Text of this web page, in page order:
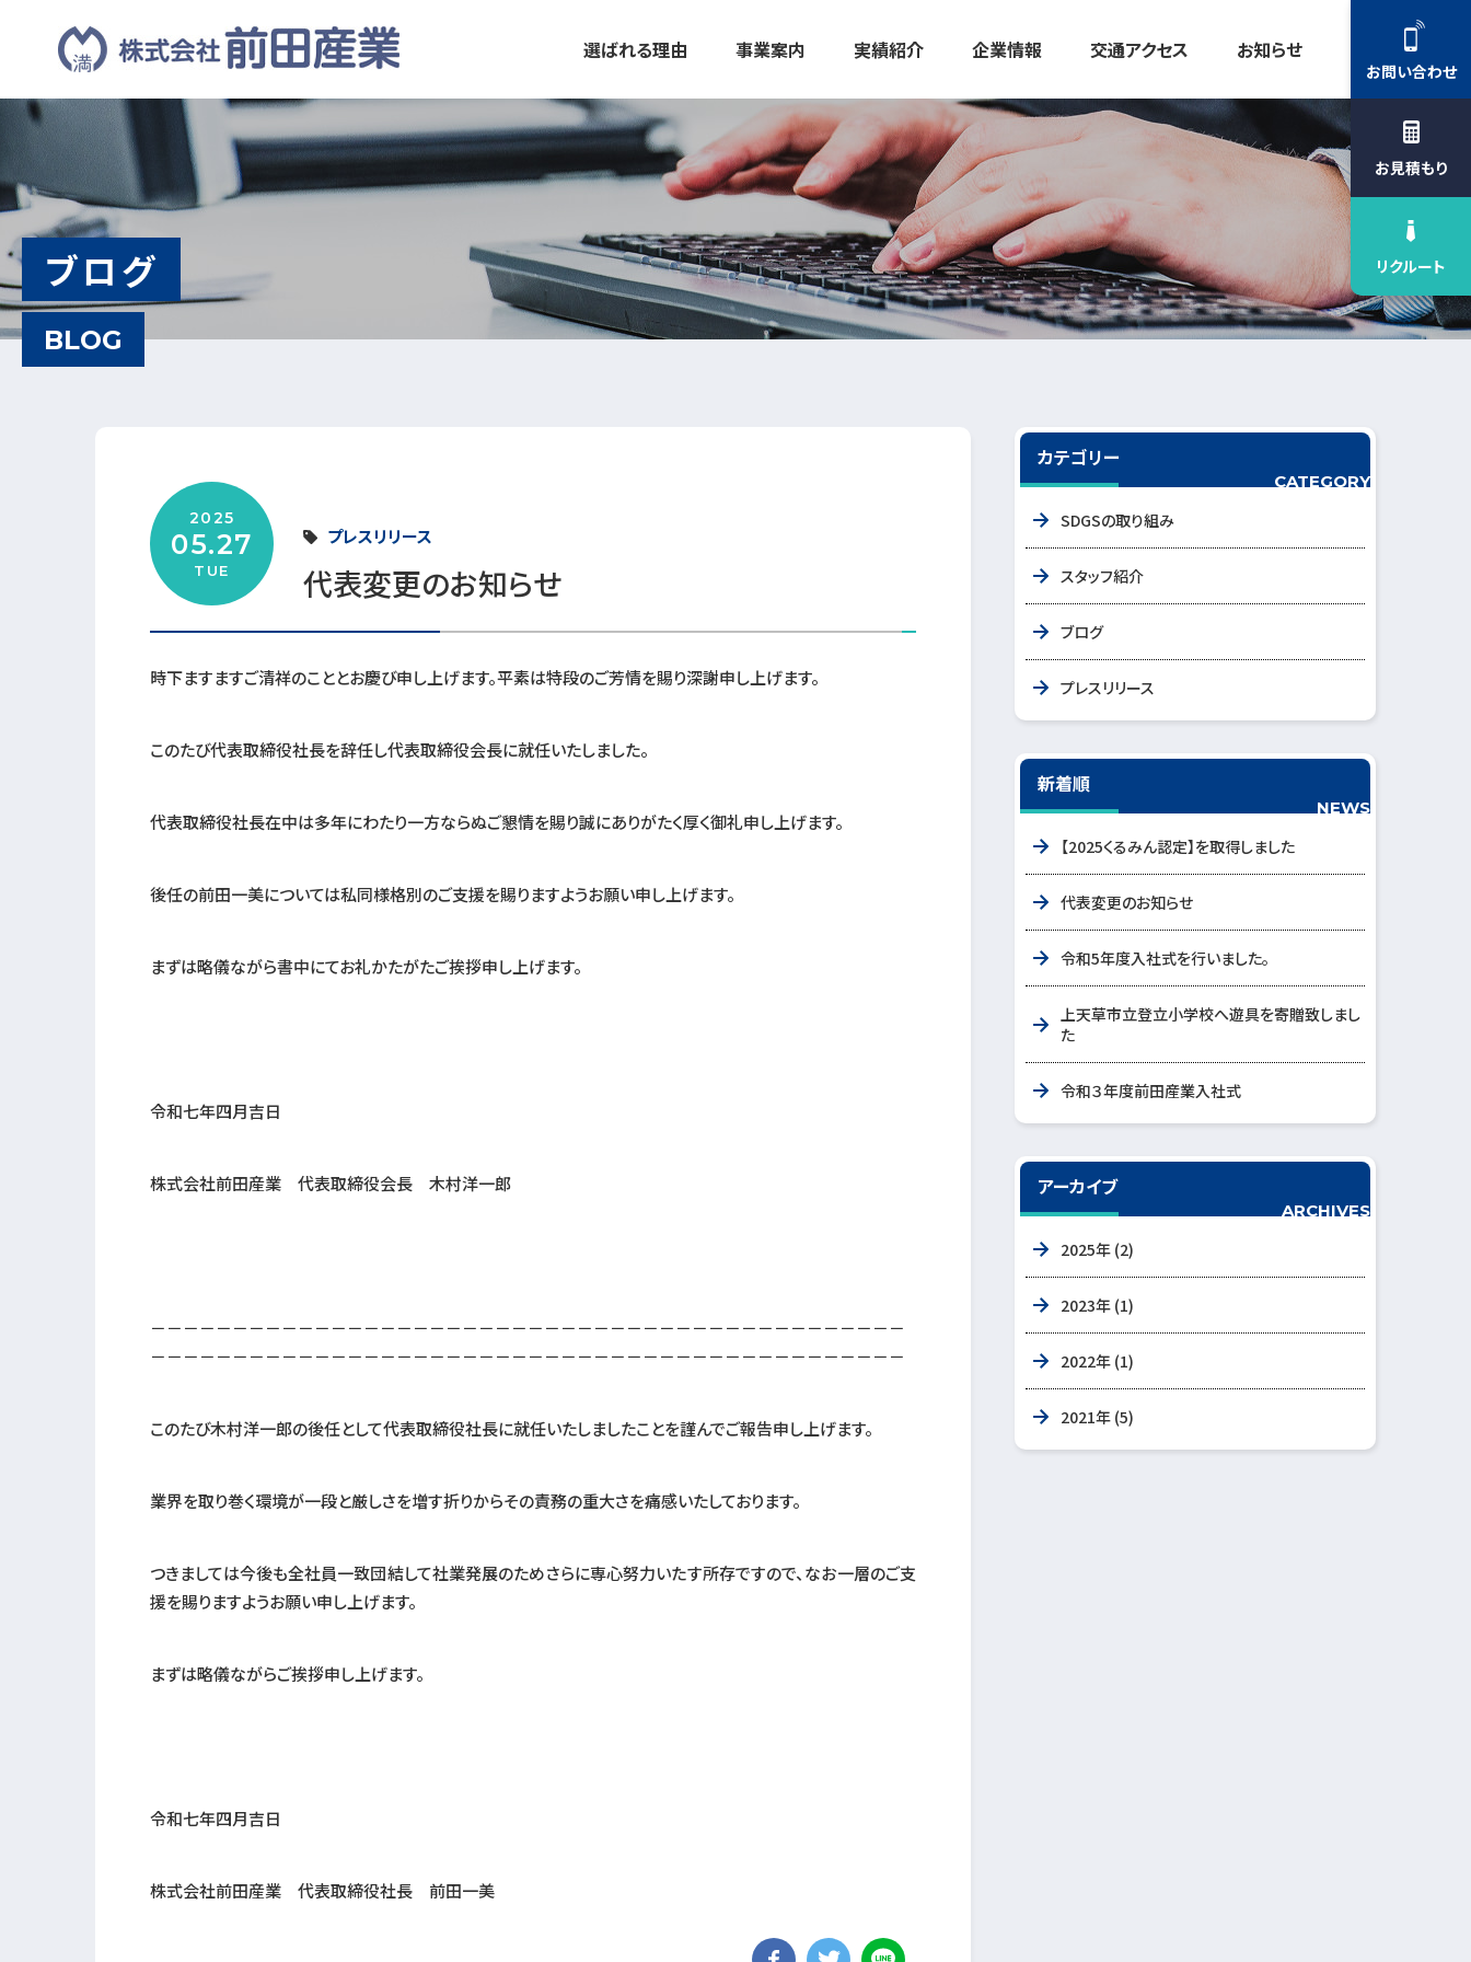
選ばれる理由 事業案内 実績紹介 企業情報 交通アクセス お知らせ
お問い合わせ
お見積もり
リクルート
ブログ
BLOG
2025
05.27
TUE 代表変更のお知らせ
プレスリリース
時下ますますご清祥のこととお慶び申し上げます。平素は特段のご芳情を賜り深謝申し上げます。
このたび代表取締役社長を辞任し代表取締役会長に就任いたしました。
代表取締役社長在中は多年にわたり一方ならぬご懇情を賜り誠にありがたく厚く御礼申し上げます。
後任の前田一美については私同様格別のご支援を賜りますようお願い申し上げます。
まずは略儀ながら書中にてお礼かたがたご挨拶申し上げます。
令和七年四月吉日
株式会社前田産業 代表取締役会長 木村洋一郎
－－－－－－－－－－－－－－－－－－－－－－－－－－－－－－－－－－－－－－－－－－－－－－
－－－－－－－－－－－－－－－－－－－－－－－－－－－－－－－－－－－－－－－－－－－－－－
このたび木村洋一郎の後任として代表取締役社長に就任いたしましたことを謹んでご報告申し上げます。
業界を取り巻く環境が一段と厳しさを増す折りからその責務の重大さを痛感いたしております。
つきましては今後も全社員一致団結して社業発展のためさらに専心努力いたす所存ですので、なお一層のご支
援を賜りますようお願い申し上げます。
まずは略儀ながらご挨拶申し上げます。
令和七年四月吉日
株式会社前田産業 代表取締役社長 前田一美
カテゴリー
CATEGORY
SDGSの取り組み
スタッフ紹介
ブログ
プレスリリース
新着順
NEWS
【2025くるみん認定】を取得しました
代表変更のお知らせ
令和5年度入社式を行いました。
上天草市立登立小学校へ遊具を寄贈致しまし
た
令和３年度前田産業入社式
アーカイブ
ARCHIVES
2025年 (2)
2023年 (1)
2022年 (1)
2021年 (5)